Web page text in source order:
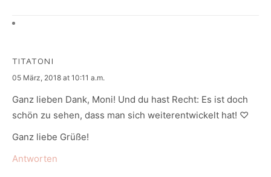
TITATONI
says:
05 März, 2018 at 10:11 a.m.
Ganz lieben Dank, Moni! Und du hast Recht: Es ist doch
schön zu sehen, dass man sich weiterentwickelt hat! ♡
Ganz liebe Grüße!
Antworten